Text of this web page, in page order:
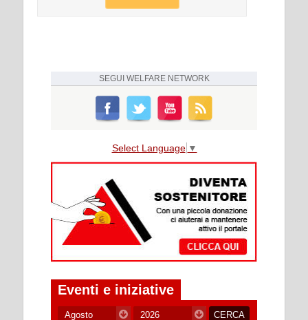
SEGUI WELFARE NETWORK
Select Language ▼
Eventi e iniziative